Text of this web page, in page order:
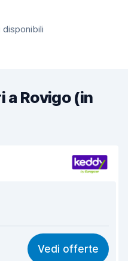
a Rovigo (in
8,0
Vedi offerte